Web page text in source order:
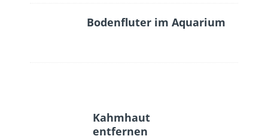
Bodenfluter im Aquarium
Kahmhaut
entfernen